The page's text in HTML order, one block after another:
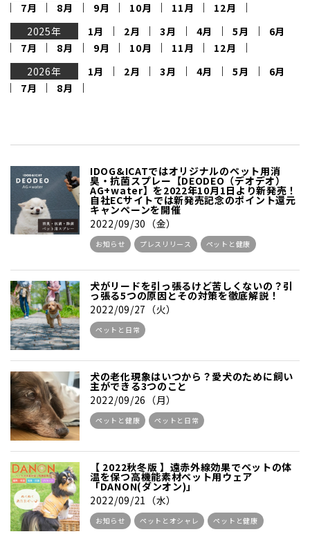
7月
8月 9月 10月 11月
12月
2025年
1月 2月 3月 4月 5月
6月
7月
8月 9月 10月 11月
12月
2026年
1月 2月 3月 4月 5月
6月
7月
8月
IDOG&ICATではオリジナルのペット用消
臭・抗菌スプレー【DEODEO（デオデオ）
AG+water】を2022年10月1日より新発売！
自社ECサイトでは新発売記念のポイント還元
キャンペーンを開催
2022/09/30（金）
お知らせ プレスリリース ペットと健康
犬がリードを引っ張るけど苦しくないの？引
っ張る5つの原因とその対策を徹底解説！
2022/09/27（火）
ペットと日常
犬の老化現象はいつから？愛犬のために飼い
主ができる3つのこと
2022/09/26（月）
ペットと健康 ペットと日常
【 2022秋冬版 】遠赤外線効果でペットの体
温を保つ高機能素材ペット用ウェア
「DANON(ダンオン)」
2022/09/21（水）
お知らせ ペットとオシャレ ペットと健康